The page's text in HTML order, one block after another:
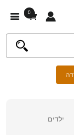
0
ילדים